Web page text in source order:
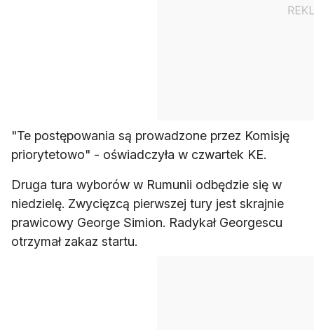
"Te postępowania są prowadzone przez Komisję
priorytetowo" - oświadczyła w czwartek KE.
Druga tura wyborów w Rumunii odbędzie się w
niedzielę. Zwycięzcą pierwszej tury jest skrajnie
prawicowy George Simion. Radykał Georgescu
otrzymał zakaz startu.